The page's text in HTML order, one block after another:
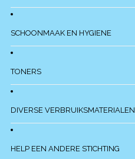
SCHOONMAAK EN HYGIENE
TONERS
DIVERSE VERBRUIKSMATERIALEN
HELP EEN ANDERE STICHTING